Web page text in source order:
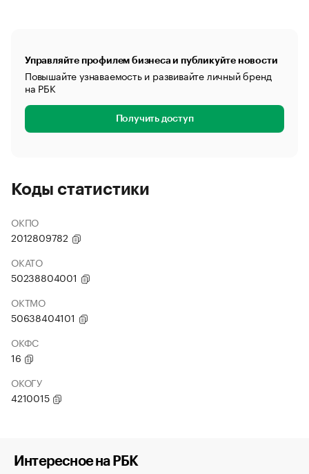
Управляйте профилем бизнеса и публикуйте новости
Повышайте узнаваемость и развивайте личный бренд
на РБК
Получить доступ
Коды статистики
ОКПО
2012809782
ОКАТО
50238804001
ОКТМО
50638404101
ОКФС
16
ОКОГУ
4210015
Интересное на РБК